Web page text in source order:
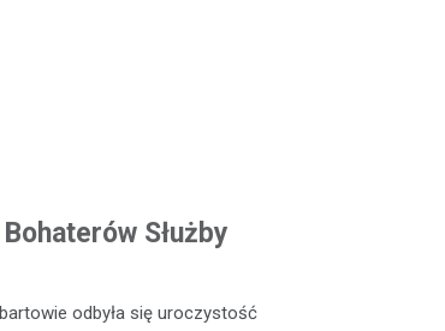
Służby
odbyła się uroczystość